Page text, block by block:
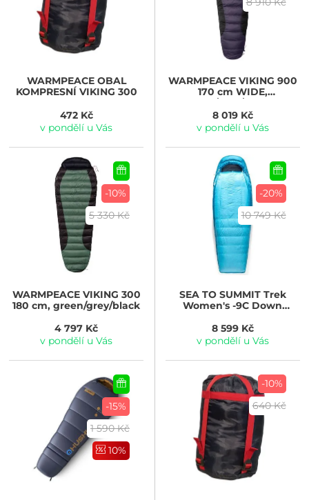
WARMPEACEOBAL
KOMPRESNÍ VIKING 300
472 Kč
v pondělí u Vás
WARMPEACEVIKING 900
170 cm WIDE,
8 019 Kč
v pondělí u Vás
-10%
5 330 Kč
WARMPEACEVIKING 300
180 cm, green/grey/black
4 797 Kč
v pondělí u Vás
-20%
10 749 Kč
SEA TO SUMMITTrek
Women's -9C Down
Atoll
8 599 Kč
v pondělí u Vás
-15%
1 590 Kč
10%
-10%
640 Kč